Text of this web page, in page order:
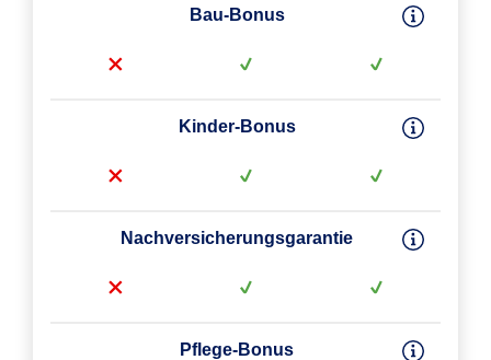
Bau-Bonus
Kinder-Bonus
Nachversicherungsgarantie
Pflege-Bonus